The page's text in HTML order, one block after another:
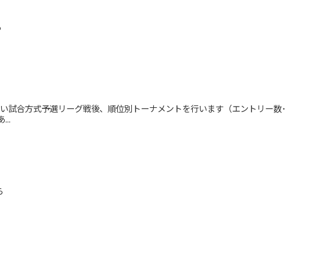
合方式予選リーグ戦後、順位別トーナメントを行います（エントリー数･
...